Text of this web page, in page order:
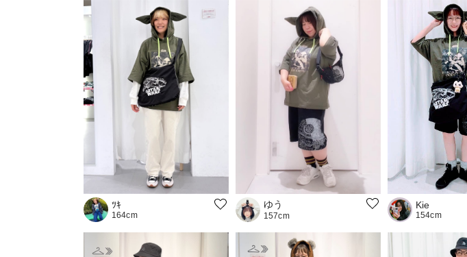
ﾂｷ
164cm
ゆう
157cm
Kie
154cm